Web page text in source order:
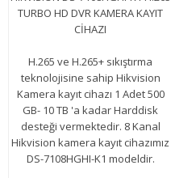
TURBO HD DVR KAMERA KAYIT
CİHAZI
H.265 ve H.265+ sıkıştırma
teknolojisine sahip Hikvision
Kamera kayıt cihazı 1 Adet 500
GB- 10 TB 'a kadar Harddisk
desteği vermektedir. 8 Kanal
Hikvision kamera kayıt cihazımız
DS-7108HGHI-K1 modeldir.